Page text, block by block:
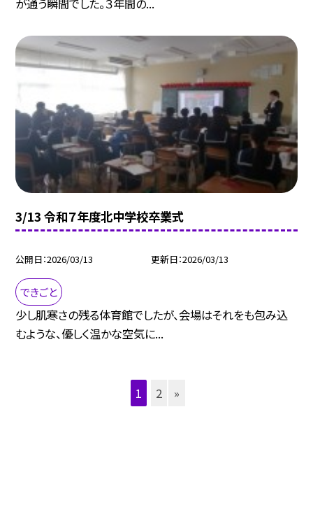
が通う瞬間でした。３年間の...
3/13 令和７年度北中学校卒業式
公開日 2026/03/13 更新日 2026/03/13
できごと
少し肌寒さの残る体育館でしたが、会場はそれをも包み込
むような、優しく温かな空気に...
1 2 »